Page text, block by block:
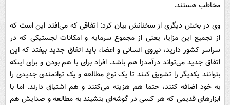
مخاطب هستند.
وی در بخش دیگری از سخنانش بیان کرد: اتفاقی که می‌افتد این است که
از تجمیع این مزایا، یعنی از مجموع سرمایه و امکانات لجستیکی که در
سراسر کشور دارید، نیروی انسانی و اعضا، باید اتفاق جدید بیفتد که این
اتفاق جدید می‌تواند درآمدزا هم باشد. افراد برای با هم بودن و برای اینکه
بتوانند یکدیگر را تشویق کنند تا یک نوع مطالعه و یک توانمندی جدیدی را
به خود اضافه کنند، حتما هم هزینه می‌کنند و هم اشتیاق دارند. اما با
ابزارهای قدیمی که هر کسی در گوشه‌ای بنشیند به مطالعه و صدایش هم